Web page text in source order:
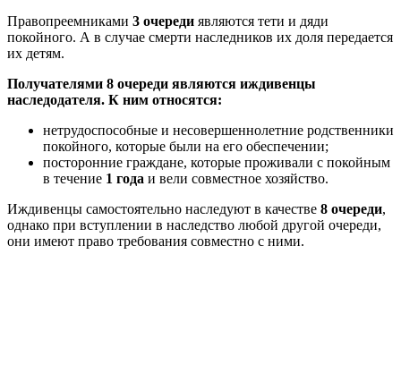
Правопреемниками 3 очереди являются тети и дяди
покойного. А в случае смерти наследников их доля передается
их детям.
Получателями 8 очереди являются иждивенцы
наследодателя. К ним относятся:
нетрудоспособные и несовершеннолетние родственники
покойного, которые были на его обеспечении;
посторонние граждане, которые проживали с покойным
в течение 1 года и вели совместное хозяйство.
Иждивенцы самостоятельно наследуют в качестве 8 очереди,
однако при вступлении в наследство любой другой очереди,
они имеют право требования совместно с ними.